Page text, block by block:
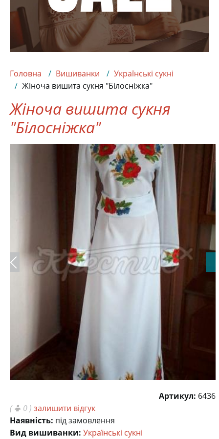
Головна Вишиванки
Українські сукні
Жіноча вишита сукня "Білосніжка"
Жіноча вишита сукня
"Білосніжка"
Артикул: 6436
(
0 ) залишити відгук
Наявність: під замовлення
Вид вишиванки: Українські сукні